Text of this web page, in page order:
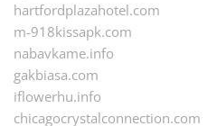
hartfordplazahotel.com
m-918kissapk.com
nabavkame.info
gakbiasa.com
iflowerhu.info
chicagocrystalconnection.com